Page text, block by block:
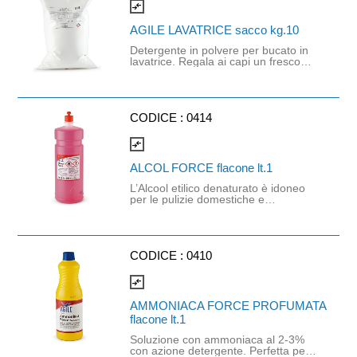
verniciate e sui tessuti. Prodotto
inodore
compare_arrows
AGILE LAVATRICE sacco kg.10
Detergente in polvere per bucato in
lavatrice. Regala ai capi un fresco
Particolarmente indicato per fibre
bianco naturale grazie ai suoi
CODICE :0414
compare_arrows
ALCOL FORCE flacone lt.1
L’Alcool etilico denaturato è idoneo
per le pulizie domestiche e
con efficacia le superfici dure, vetri,
acqua a seconda delle necessità di
impiegato in grandi quantità, si
consiglia di ventilare adeguatamente
l’ambiente e l’utilizzo di guanti in
nitrile a protezione delle mani.
CODICE :0410
compare_arrows
AMMONIACA FORCE PROFUMATA
flacone lt.1
Soluzione con ammoniaca al 2-3%
con azione detergente. Perfetta per